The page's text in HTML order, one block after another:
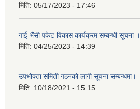
मिति: 05/17/2023 - 17:46
गाई भैंसी पकेट विकास कार्यक्रम सम्बन्धी सूचना ।
मिति: 04/25/2023 - 14:39
उपभोक्ता समिती गठनको लागी सूचना सम्बन्धमा।
मिति: 10/18/2021 - 15:15